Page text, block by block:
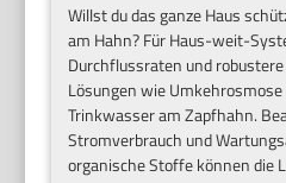
Willst du das ganze Haus
am Hahn? Für Haus-weit-
Durchflussraten und
Lösungen wie
Trinkwasser am Zapfhahn.
Stromverbrauch und
organische Stoffe können die